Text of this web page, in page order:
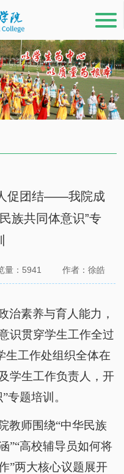
促团结——我院成
族共同体意识”专
量： 5941 作者：徐皓
治素养与育人能力，
识贯穿学生工作全过
生工作处组织全体在
学生工作负责人，开
专题培训。
教师围绕“中华民族
”“高校辅导员如何将
”两大核心议题展开